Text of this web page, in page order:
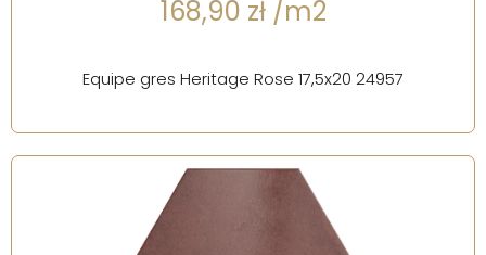
168,90 zł /m2
Equipe gres Heritage Rose 17,5x20 24957